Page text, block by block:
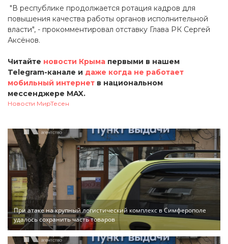
"В республике продолжается ротация кадров для
повышения качества работы органов исполнительной
власти", - прокомментировал отставку Глава РК Сергей
Аксёнов.
Читайте новости Крыма первыми в нашем
Telegram-канале и даже когда не работает
мобильный интернет в национальном
мессенджере MAX.
Новости МирТесен
При атаке на крупный логистический комплекс в Симферополе
удалось сохранить часть товаров